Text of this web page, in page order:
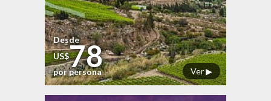
Ver ▶
Desde
US$78
por persona